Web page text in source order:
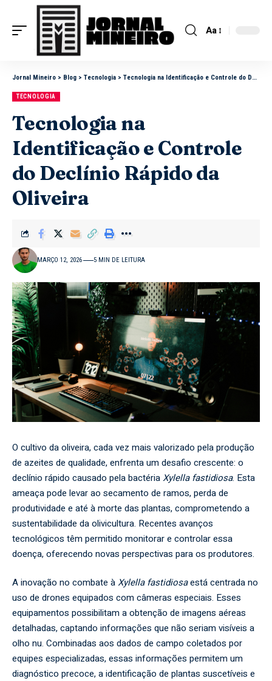
Aa
Jornal Mineiro > Blog > Tecnologia > Tecnologia na Identificação e Controle do Declínio Rápido da Oliveira
TECNOLOGIA
Tecnologia na
Identificação e Controle
do Declínio Rápido da
Oliveira
MARÇO 12, 2026 5 MIN DE LEITURA
O cultivo da oliveira, cada vez mais valorizado pela produção
de azeites de qualidade, enfrenta um desafio crescente: o
declínio rápido causado pela bactériaXylella fastidiosa. Esta
ameaça pode levar ao secamento de ramos, perda de
produtividade e até à morte das plantas, comprometendo a
sustentabilidade da olivicultura. Recentes avanços
tecnológicos têm permitido monitorar e controlar essa
doença, oferecendo novas perspectivas para os produtores.
A inovação no combate àXylella fastidiosaestá centrada no
uso de drones equipados com câmeras especiais. Esses
equipamentos possibilitam a obtenção de imagens aéreas
detalhadas, captando informações que não seriam visíveis a
olho nu. Combinadas aos dados de campo coletados por
equipes especializadas, essas informações permitem um
diagnóstico precoce, a identificação de plantas suscetíveis e